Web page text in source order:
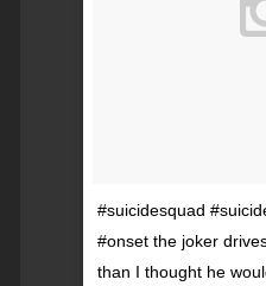
#suicidesquad
#onset the joker
than I thought he